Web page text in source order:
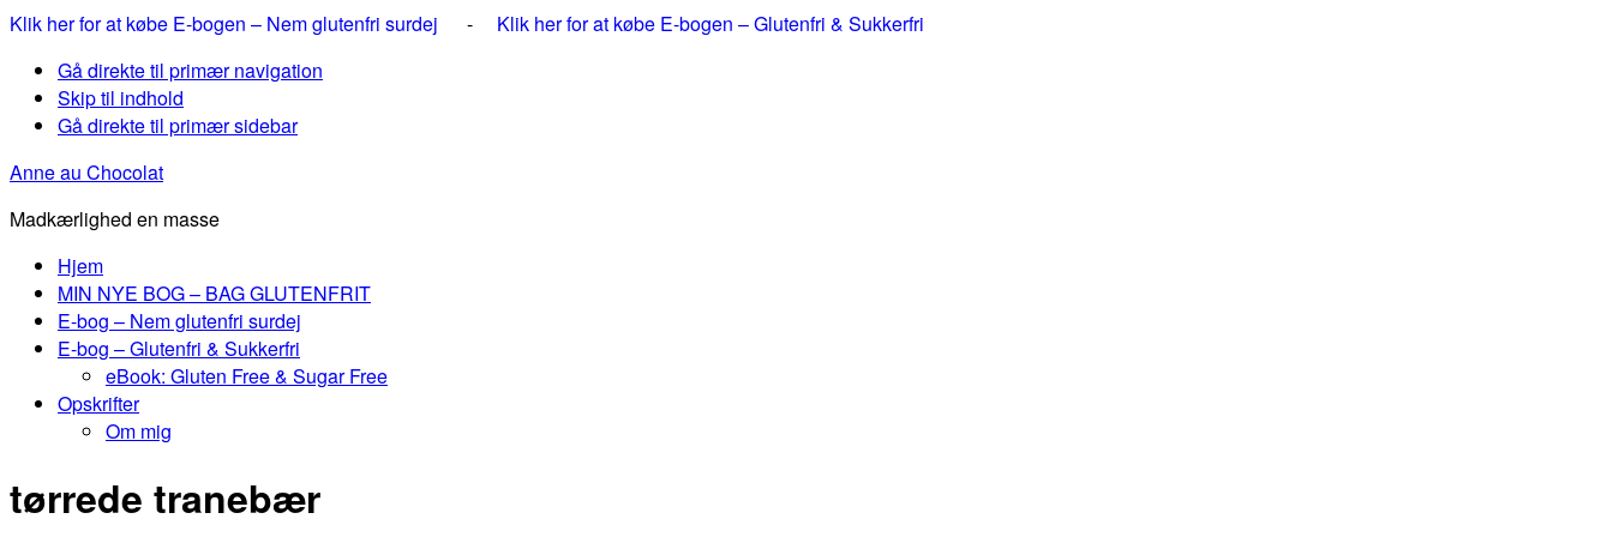
Klik her for at købe E-bogen – Nem glutenfri surdej - Klik her for at købe E-bogen – Glutenfri & Sukkerfri
Gå direkte til primær navigation
Skip til indhold
Gå direkte til primær sidebar
Anne au Chocolat
Madkærlighed en masse
Hjem
MIN NYE BOG – BAG GLUTENFRIT
E-bog – Nem glutenfri surdej
E-bog – Glutenfri & Sukkerfri
eBook: Gluten Free & Sugar Free
Opskrifter
Om mig
tørrede tranebær